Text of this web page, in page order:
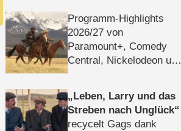
Programm-Highlights
2026/​27 von
Paramount+, Comedy
Central, Nickelodeon und
Leben, Larry und das
Streben nach Unglück
recycelt Gags dank